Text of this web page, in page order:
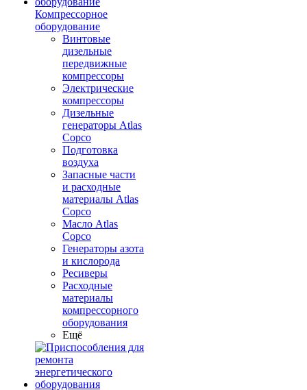
Компрессорное
оборудование
Винтовые
дизельные
передвижные
компрессоры
Электрические
компрессоры
Дизельные
генераторы Atlas
Copco
Подготовка
воздуха
Запасные части
и расходные
материалы Atlas
Copco
Масло Atlas
Copco
Генераторы азота
и кислорода
Ресиверы
Расходные
материалы
компрессорного
оборудования
Ещё